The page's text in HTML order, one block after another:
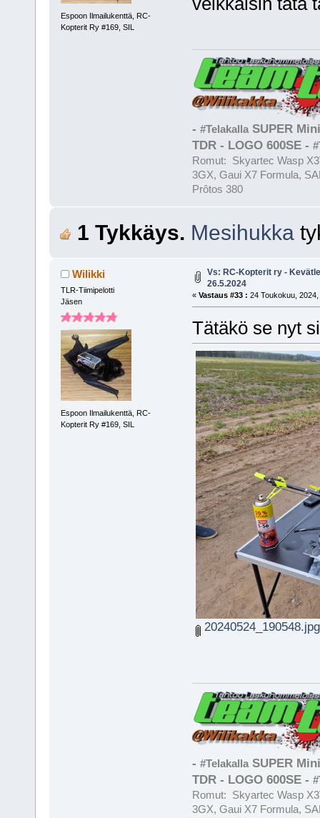
Espoon Ilmailukenttä, RC-
Kopterit Ry #169, SIL
- #TelakallaSUPER
TDR - LOGO 600SE -
Romut: Skyartec Wasp
3GX, Gaui X7 Formula,
Prôtos 380
1 Tykkäys. Mesihukka
Wilikki
TLR-Tiimipelotti
Jäsen
Espoon Ilmailukenttä, RC-
Kopterit Ry #169, SIL
Vs: RC-Kopterit ry -
26.5.2024
« Vastaus #33 : 24 Toukokuu,
Tätäkö se nyt
20240524_190548.jpg
- #TelakallaSUPER
TDR - LOGO 600SE -
Romut: Skyartec Wasp
3GX, Gaui X7 Formula,